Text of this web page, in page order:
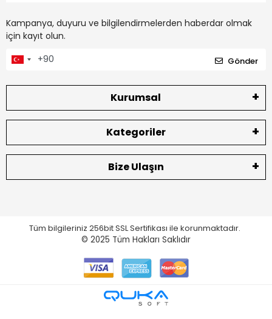
Kampanya, duyuru ve bilgilendirmelerden haberdar olmak
için kayıt olun.
Gönder
Kurumsal
Kategoriler
Bize Ulaşın
Tüm bilgileriniz 256bit SSL Sertifikası ile korunmaktadır.
© 2025 Tüm Hakları Saklıdır